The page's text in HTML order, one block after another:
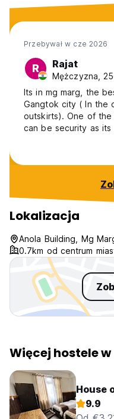
Przebywał w cze 2026
R Rajat
Mężczyzna,
Its in mg marg, the
Gangtok city ( In the
outskirts). One of the
can be security as its
but gangtok being a
should not be an
Lokalizacja
Anola Building, Mg
0.7km od centrum
Więcej hostele
House
9.9